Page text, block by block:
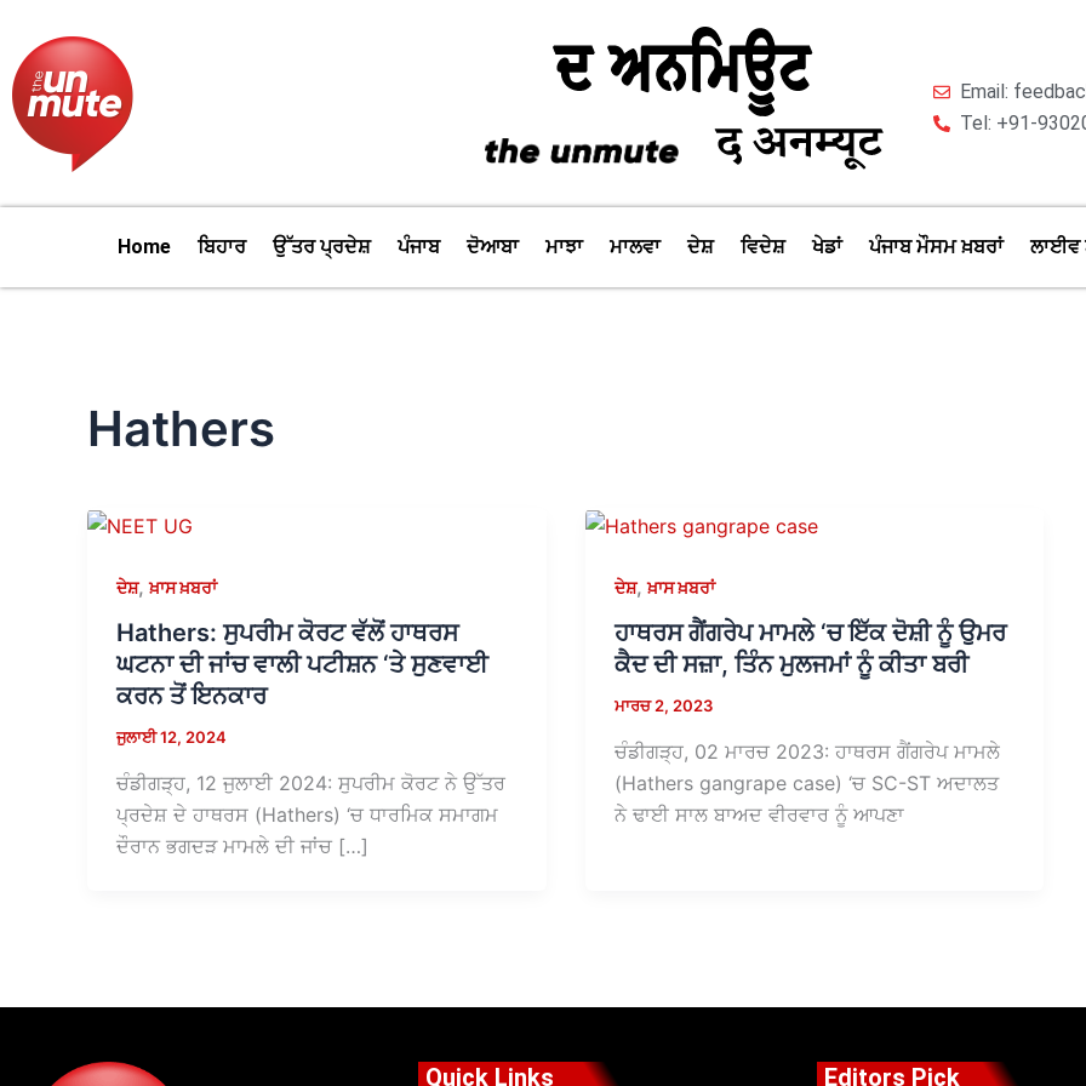
content
Email:
Tel: +91-
Home ਬਿਹਾਰ ਉੱਤਰ ਪ੍ਰਦੇਸ਼ ਪੰਜਾਬ ਦੋਆਬਾ ਮਾਝਾ ਮਾਲਵਾ ਦੇਸ਼ ਵਿਦੇਸ਼ ਖੇਡਾਂ ਪੰਜਾਬ ਮੌਸਮ ਖ਼ਬਰਾਂ ਲਾਈਵ
Hathers
ਦੇਸ਼,ਖ਼ਾਸ ਖ਼ਬਰਾਂ
Hathers: ਸੁਪਰੀਮ ਕੋਰਟ ਵੱਲੋਂ ਹਾਥਰਸ
ਘਟਨਾ ਦੀ ਜਾਂਚ ਵਾਲੀ ਪਟੀਸ਼ਨ ‘ਤੇ ਸੁਣਵਾਈ
ਕਰਨ ਤੋਂ ਇਨਕਾਰ
ਜੁਲਾਈ 12, 2024
ਚੰਡੀਗੜ੍ਹ, 12 ਜੁਲਾਈ 2024: ਸੁਪਰੀਮ ਕੋਰਟ ਨੇ ਉੱਤਰ
ਪ੍ਰਦੇਸ਼ ਦੇ ਹਾਥਰਸ (Hathers) ‘ਚ ਧਾਰਮਿਕ ਸਮਾਗਮ
ਦੌਰਾਨ ਭਗਦੜ ਮਾਮਲੇ ਦੀ ਜਾਂਚ […]
ਦੇਸ਼,ਖ਼ਾਸ ਖ਼ਬਰਾਂ
ਹਾਥਰਸ ਗੈਂਗਰੇਪ ਮਾਮਲੇ ‘ਚ ਇੱਕ ਦੋਸ਼ੀ ਨੂੰ ਉਮਰ
ਕੈਦ ਦੀ ਸਜ਼ਾ, ਤਿੰਨ ਮੁਲਜਮਾਂ ਨੂੰ ਕੀਤਾ ਬਰੀ
ਮਾਰਚ 2, 2023
ਚੰਡੀਗੜ੍ਹ, 02 ਮਾਰਚ 2023: ਹਾਥਰਸ ਗੈਂਗਰੇਪ ਮਾਮਲੇ
(Hathers gangrape case) ‘ਚ SC-ST ਅਦਾਲਤ
ਨੇ ਢਾਈ ਸਾਲ ਬਾਅਦ ਵੀਰਵਾਰ ਨੂੰ ਆਪਣਾ
Quick Links Editors Pick